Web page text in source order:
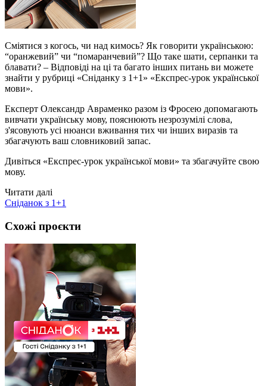
Сміятися з когось, чи над кимось? Як говорити українською:
“оранжевий” чи “помаранчевий”? Що таке шати, серпанки та
блавати? – Відповіді на ці та багато інших питань ви можете
знайти у рубриці «Сніданку з 1+1» «Експрес-урок української
мови».
Експерт Олександр Авраменко разом із Фросею допомагають
вивчати українську мову, пояснюють незрозумілі слова,
з'ясовують усі нюанси вживання тих чи інших виразів та
збагачують ваш словниковий запас.
Дивіться «Експрес-урок української мови» та збагачуйте свою
мову.
Читати далі
Сніданок з 1+1
Схожі проєкти